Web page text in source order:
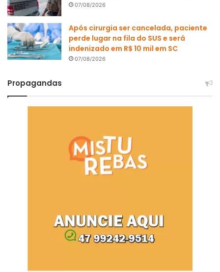
07/08/2026
Após cirurgia ser cancelada, paciente
perde lugar na fila do SUS e será
indenizado em R$ 10 mil em SC
07/08/2026
Propagandas